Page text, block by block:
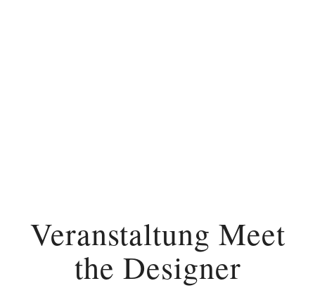
Veranstaltung Meet
the Designer